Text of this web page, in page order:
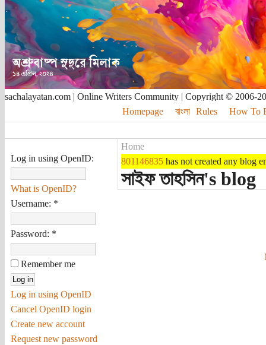
sachalayatan.com | Online Writers Community | Copyright © 2006-
Homepage
বাংলা Rules How To
Log in using OpenID:
What is OpenID?
Username: *
Password: *
Remember me
Log in using OpenID
Cancel OpenID login
Create new account
Request new password
Home
801146835has not created any blog
সাইফ তাহসিন's blog